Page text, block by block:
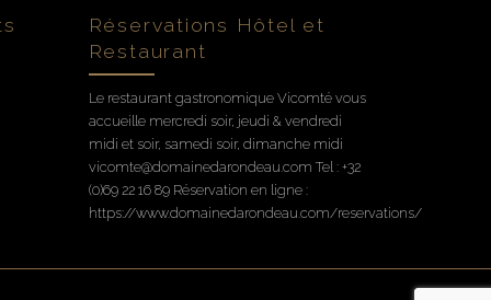
Réservations Hôtel et
Restaurant
Le restaurant gastronomique Vicomté vous
accueille mercredi soir, jeudi & vendredi
midi et soir, samedi soir, dimanche midi
vicomte@domainedarondeau.com Tel : +32
(0)69 22 16 89 Réservation en ligne :
https://www.domainedarondeau.com/reservations/